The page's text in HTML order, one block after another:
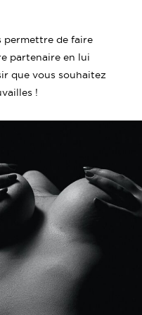
permettre de faire
partenaire en lui
que vous souhaitez
!